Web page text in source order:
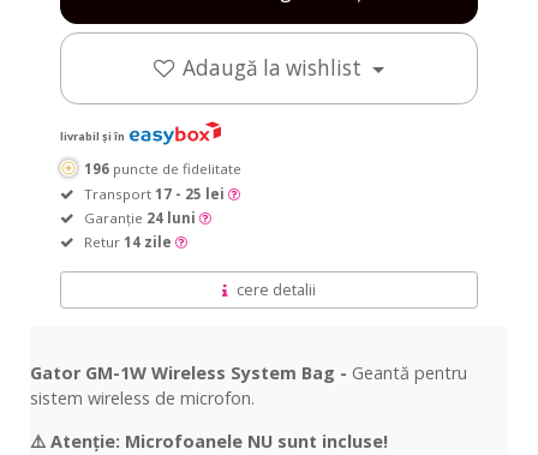
Adaugă la wishlist
livrabil și în
196 puncte de fidelitate
Transport 17 - 25 lei
Garanție 24 luni
Retur 14 zile
cere detalii
Gator GM-1W Wireless System Bag - Geantă pentru
sistem wireless de microfon.
⚠️ Atenție: Microfoanele NU sunt incluse!